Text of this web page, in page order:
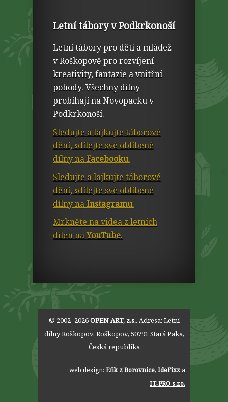
Letní tábory v Podkrkonoší
Letní tábory pro děti a mládež
v Roškopově pro rozvíjení
kreativity, fantazie a vnitřní
pohody. Všechny dílny
probíhají na Novopacku v
Podkrkonoší.
Sledujte a lajkujte táborové
dění, sdílejte své oblíbené
dílny naFacebooku.
Sledujte a lajkujte táborové
dění, sdílejte své oblíbené
dílny naInstagramu.
Mrkněte na videa z letních
dílen naYouTube.
© 2002–2026OPEN ART, z.s.. Adresa: Letní
dílny Roškopov, Roškopov, 50791 Stará Paka,
Česká republika
web design: Efik z Borovnice, IdeFixxa
IT‑PRO s.r.o.